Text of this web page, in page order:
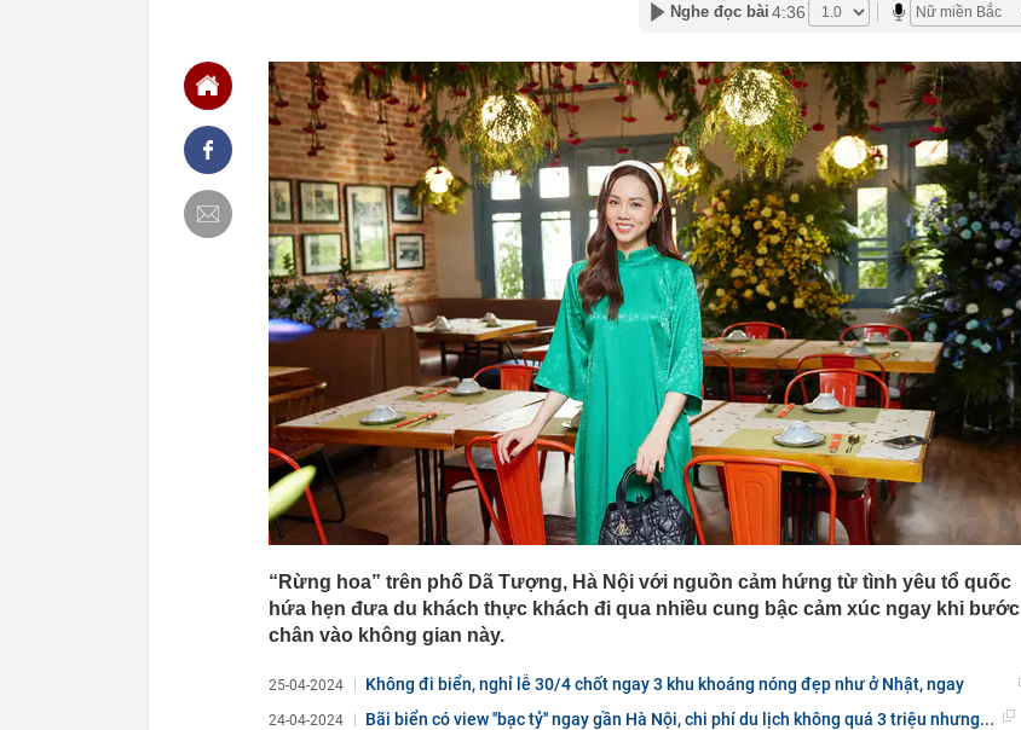
Vành đai 3 - Đòn bẩy mở rộng không gian phát triển phía Bắc Thủ đô
giờ là lúc Novaland nỗ lực từng ngày để "sòng phẳng" với niềm tin của
khách hàng
08:25
Vụ ô tô bị trộm 2 bánh khi đỗ trong khu đô thị ở Hà Nội: Chủ xe lên
tiếng
08:25
Thượng viện Mỹ thông qua dự luật áp thuế lên tới 100% với nước mua
dầu khí Nga
08:20
Chuyện gì đang xảy ra với Bamboo Airways?
08:18
Toàn cảnh đại đô thị sinh thái 2 tỷ USD có 11km ven sông khiến MC Mai
Ngọc “phải lòng” ngay trên sóng livestream
08:16
Phát hiện đầm nước ngọt thuộc dạng hiếm ở tỉnh miền Trung: Từng
thông thẳng ra biển, nước chuyển từ mặn sang ngọt
08:13
Bùng nổ dịch vụ bán kim cương online, ship tận nơi: Chuyên gia cảnh
báo rủi ro
08:12
Công an cửa khẩu Tân Sơn Nhất liên tiếp tìm, trao trả tài sản hành
khách bỏ quên trị giá hơn 2,5 tỷ đồng
Nghe đọc bài 4:36
“Rừng hoa” trên phố Dã Tượng, Hà Nội với nguồn cảm hứng từ tình yêu tổ quốc
hứa hẹn đưa du khách thực khách đi qua nhiều cung bậc cảm xúc ngay khi bước
chân vào không gian này.
25-04-2024
Không đi biển, nghỉ lễ 30/4 chốt ngay 3 khu khoáng nóng đẹp như ở Nhật, ngay
24-04-2024 Bãi biển có view ''bạc tỷ'' ngay gần Hà Nội, chi phí du lịch không quá 3 triệu nhưng...